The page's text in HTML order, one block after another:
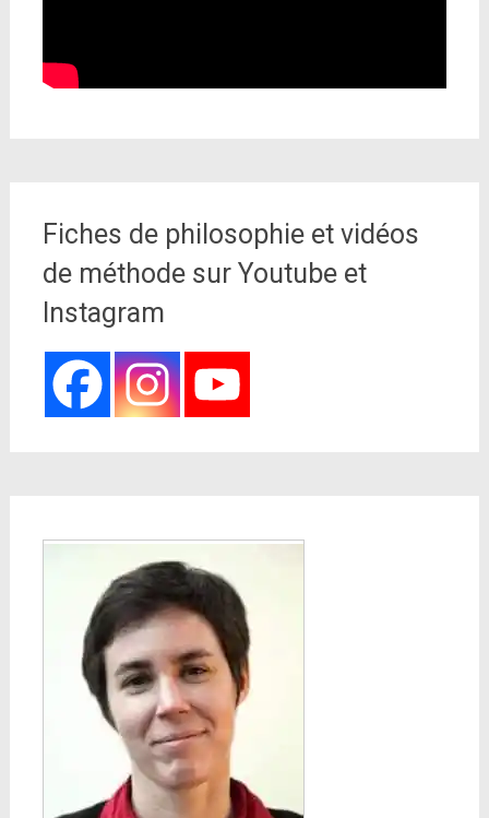
Fiches de philosophie et vidéos
de méthode sur Youtube et
Instagram